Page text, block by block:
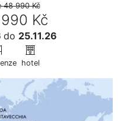
48 990 Kč
Kč
do 25.11.26
hotel